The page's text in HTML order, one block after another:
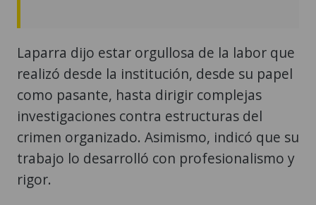
Laparra dijo estar orgullosa de la labor que
realizó desde la institución, desde su papel
como pasante, hasta dirigir complejas
investigaciones contra estructuras del
crimen organizado. Asimismo, indicó que su
trabajo lo desarrolló con profesionalismo y
rigor.